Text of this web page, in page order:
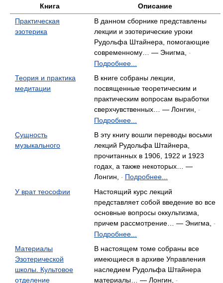
Книга
Описание
Практическая
эзотерика
В данном сборнике представлены
лекции и эзотерические уроки
Рудольфа Штайнера, помогающие
современному… — Энигма,
-
Подробнее...
Теория и практика
медитации
В книге собраны лекции,
посвященные теоретическим и
практическим вопросам выработки
сверхчувственных… — Лонгин,
-
Подробнее...
Сущность
музыкального
В эту книгу вошли переводы восьми
лекций Рудольфа Штайнера,
прочитанных в 1906, 1922 и 1923
годах, а также некоторых… —
Лонгин,
- Подробнее...
У врат теософии
Настоящий курс лекций
представляет собой введение во все
основные вопросы оккультизма,
причем рассмотрение… — Энигма,
-
Подробнее...
Материалы
Эзотерической
школы. Культовое
отделение
В настоящем томе собраны все
имеющиеся в архиве Управления
наследием Рудольфа Штайнера
материалы… — Лонгин,
-